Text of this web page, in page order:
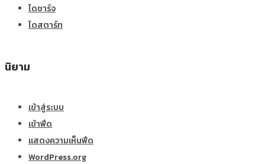
ไดชาร์จ
ไดสตาร์ท
นิยาม
เข้าสู่ระบบ
เข้าฟีด
แสดงความเห็นฟีด
WordPress.org